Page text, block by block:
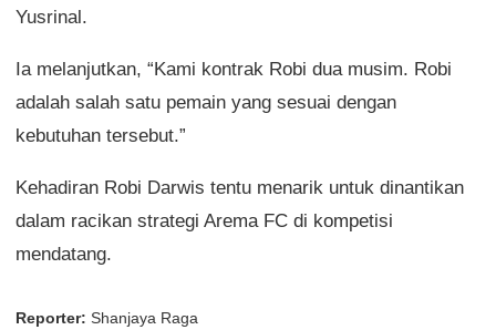
Yusrinal.
Ia melanjutkan, “Kami kontrak Robi dua musim. Robi
adalah salah satu pemain yang sesuai dengan
kebutuhan tersebut.”
Kehadiran Robi Darwis tentu menarik untuk dinantikan
dalam racikan strategi Arema FC di kompetisi
mendatang.
Reporter: Shanjaya Raga